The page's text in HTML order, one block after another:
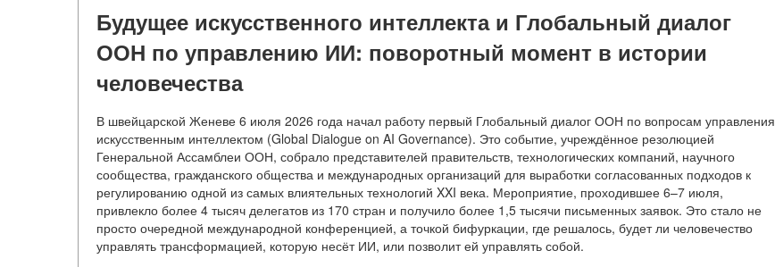
Будущее искусственного интеллекта и Глобальный диалог
ООН по управлению ИИ: поворотный момент в истории
человечества
В швейцарской Женеве 6 июля 2026 года начал работу первый Глобальный диалог ООН по вопросам управления
искусственным интеллектом (Global Dialogue on AI Governance). Это событие, учреждённое резолюцией
Генеральной Ассамблеи ООН, собрало представителей правительств, технологических компаний, научного
сообщества, гражданского общества и международных организаций для выработки согласованных подходов к
регулированию одной из самых влиятельных технологий XXI века. Мероприятие, проходившее 6–7 июля,
привлекло более 4 тысяч делегатов из 170 стран и получило более 1,5 тысячи письменных заявок. Это стало не
просто очередной международной конференцией, а точкой бифуркации, где решалось, будет ли человечество
управлять трансформацией, которую несёт ИИ, или позволит ей управлять собой.